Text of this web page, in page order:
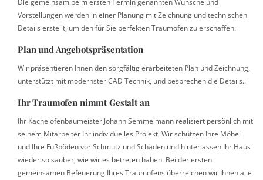
Die gemeinsam beim ersten Termin genannten Wünsche und
Vorstellungen werden in einer Planung mit Zeichnung und technischen
Details erstellt, um den für Sie perfekten Traumofen zu erschaffen.
Plan und Angebotspräsentation
Wir präsentieren Ihnen den sorgfältig erarbeiteten Plan und Zeichnung,
unterstützt mit modernster CAD Technik, und besprechen die Details..
Ihr Traumofen nimmt Gestalt an
Ihr Kachelofenbaumeister Johann Semmelmann realisiert persönlich mit
seinem Mitarbeiter Ihr individuelles Projekt. Wir schützen Ihre Möbel
und Ihre Fußböden vor Schmutz und Schäden und hinterlassen Ihr Haus
wieder so sauber, wie wir es betreten haben. Bei der ersten
gemeinsamen Befeuerung Ihres Traumofens überreichen wir Ihnen alle